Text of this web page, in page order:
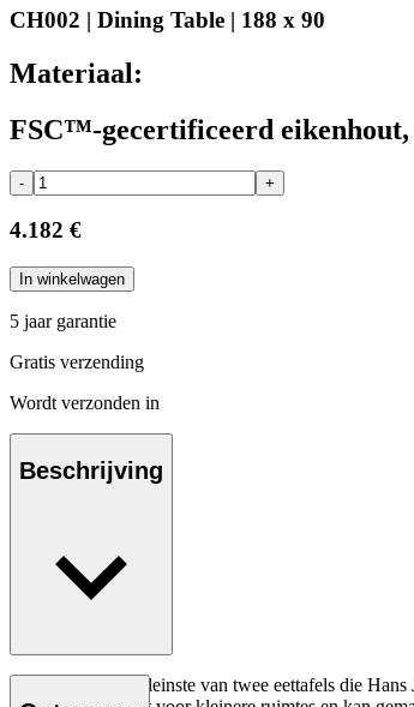
CH002 | Dining Table | 188 x 90
Materiaal:
FSC™-gecertificeerd eikenhout,
- +
4.182 €
In winkelwagen
5 jaar garantie
Gratis verzending
Wordt verzonden in
Beschrijving
De CH002 is de kleinste van twee eettafels die